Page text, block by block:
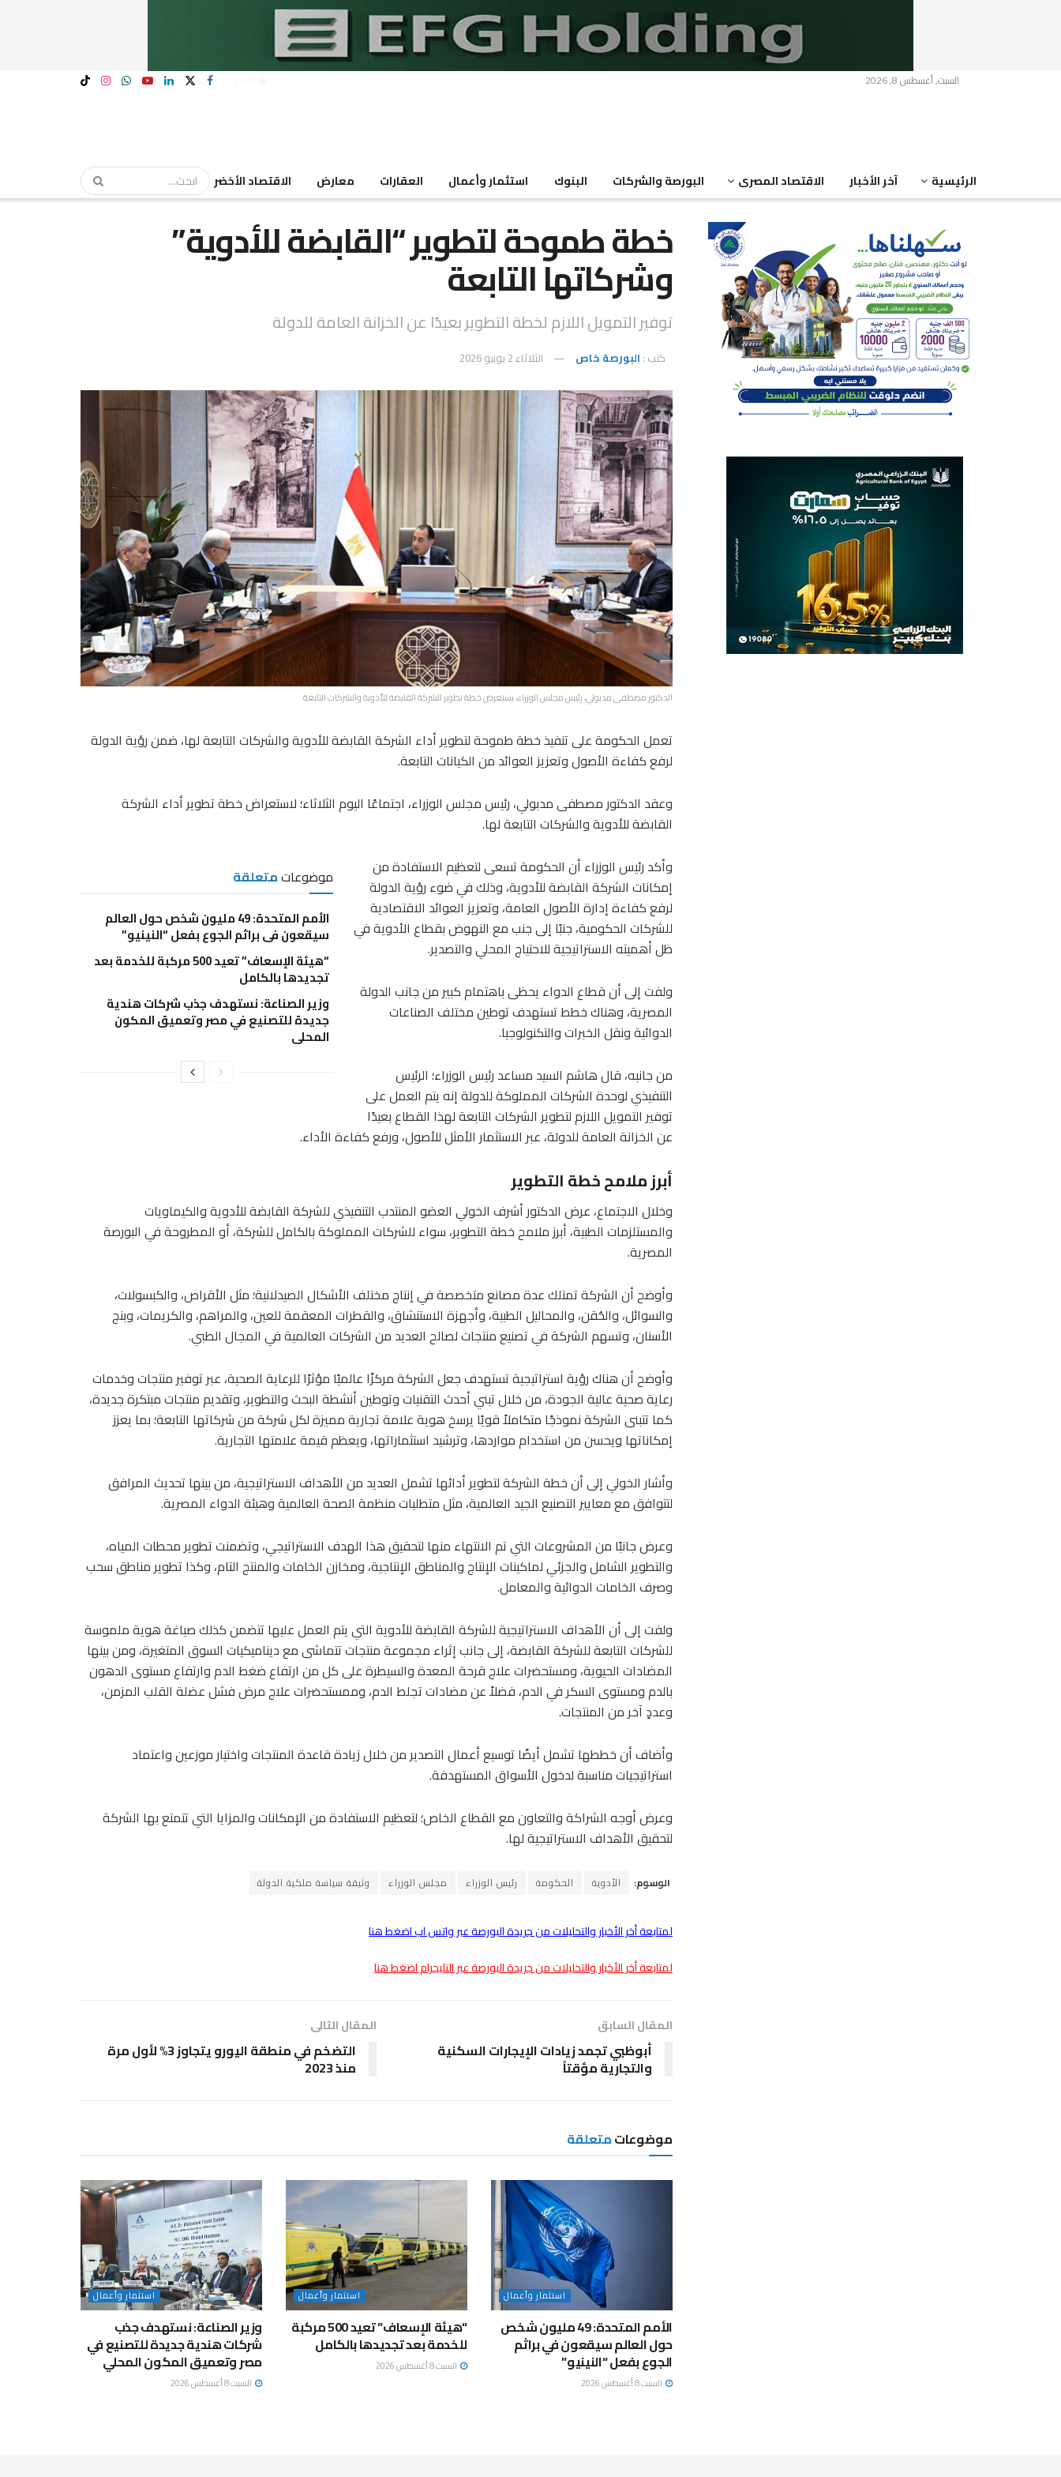
السبت, أغسطس 8, 2026
الرئيسية آخر الأخبار الاقتصاد المصرى البورصة والشركات البنوك استثمار وأعمال العقارات معارض الاقتصاد الأخضر
خطة طموحة لتطوير “القابضة للأدوية”
وشركاتها التابعة
توفير التمويل اللازم لخطة التطوير بعيدًا عن الخزانة العامة للدولة
كتب : البورصة خاص الثلاثاء 2 يونيو 2026
الدكتور مصطفى مدبولي، رئيس مجلس الوزراء، يستعرض خطة تطوير الشركة القابضة للأدوية والشركات التابعة
تعمل الحكومة على تنفيذ خطة طموحة لتطوير أداء الشركة القابضة للأدوية والشركات التابعة لها، ضمن رؤية الدولة
لرفع كفاءة الأصول وتعزيز العوائد من الكيانات التابعة.
وعقد الدكتور مصطفى مدبولي، رئيس مجلس الوزراء، اجتماعًا اليوم الثلاثاء؛ لاستعراض خطة تطوير أداء الشركة
القابضة للأدوية والشركات التابعة لها.
موضوعاتمتعلقة
الأمم المتحدة: 49 مليون شخص حول العالم
سيقعون في براثم الجوع بفعل “النينيو”
“هيئة الإسعاف” تعيد 500 مركبة للخدمة بعد
تجديدها بالكامل
وزير الصناعة: نستهدف جذب شركات هندية
جديدة للتصنيع في مصر وتعميق المكون
المحلي
وأكد رئيس الوزراء أن الحكومة تسعى لتعظيم الاستفادة من
إمكانات الشركة القابضة للأدوية، وذلك في ضوء رؤية الدولة
لرفع كفاءة إدارة الأصول العامة، وتعزيز العوائد الاقتصادية
للشركات الحكومية، جنبًا إلى جنب مع النهوض بقطاع الأدوية في
ظل أهميته الاستراتيجية للاحتياج المحلي والتصدير.
ولفت إلى أن قطاع الدواء يحظى باهتمام كبير من جانب الدولة
المصرية، وهناك خطط تستهدف توطين مختلف الصناعات
الدوائية ونقل الخبرات والتكنولوجيا.
من جانبه، قال هاشم السيد مساعد رئيس الوزراء؛ الرئيس
التنفيذي لوحدة الشركات المملوكة للدولة إنه يتم العمل على
توفير التمويل اللازم لتطوير الشركات التابعة لهذا القطاع بعيدًا
عن الخزانة العامة للدولة، عبر الاستثمار الأمثل للأصول، ورفع كفاءة الأداء.
أبرز ملامح خطة التطوير
وخلال الاجتماع، عرض الدكتور أشرف الخولي العضو المنتدب التنفيذي للشركة القابضة للأدوية والكيماويات
والمستلزمات الطبية، أبرز ملامح خطة التطوير، سواء للشركات المملوكة بالكامل للشركة، أو المطروحة في البورصة
المصرية.
وأوضح أن الشركة تمتلك عدة مصانع متخصصة في إنتاج مختلف الأشكال الصيدلانية؛ مثل الأقراص، والكبسولات،
والسوائل، والحُقن، والمحاليل الطبية، وأجهزة الاستنشاق، والقطرات المعقمة للعين، والمراهم، والكريمات، وبنج
الأسنان، وتسهم الشركة في تصنيع منتجات لصالح العديد من الشركات العالمية في المجال الطبي.
وأوضح أن هناك رؤية استراتيجية تستهدف جعل الشركة مركزًا عالميًا مؤثرًا للرعاية الصحية، عبر توفير منتجات وخدمات
رعاية صحية عالية الجودة، من خلال تبني أحدث التقنيات وتوطين أنشطة البحث والتطوير، وتقديم منتجات مبتكرة جديدة،
كما تتبنى الشركة نموذجًا متكاملاً قويًا يرسخ هوية علامة تجارية مميزة لكل شركة من شركاتها التابعة؛ بما يعزز
إمكاناتها ويحسن من استخدام مواردها، وترشيد استثماراتها، ويعظم قيمة علامتها التجارية.
وأشار الخولي إلى أن خطة الشركة لتطوير أدائها تشمل العديد من الأهداف الاستراتيجية، من بينها تحديث المرافق
لتتوافق مع معايير التصنيع الجيد العالمية، مثل متطلبات منظمة الصحة العالمية وهيئة الدواء المصرية.
وعرض جانبًا من المشروعات التي تم الانتهاء منها لتحقيق هذا الهدف الاستراتيجي، وتضمنت تطوير محطات المياه،
والتطوير الشامل والجزئي لماكينات الإنتاج والمناطق الإنتاجية، ومخازن الخامات والمنتج التام، وكذا تطوير مناطق سحب
وصرف الخامات الدوائية والمعامل.
ولفت إلى أن الأهداف الاستراتيجية للشركة القابضة للأدوية التي يتم العمل عليها تتضمن كذلك صياغة هوية ملموسة
للشركات التابعة للشركة القابضة، إلى جانب إثراء مجموعة منتجات تتماشى مع ديناميكيات السوق المتغيرة، ومن بينها
المضادات الحيوية، ومستحضرات علاج قرحة المعدة والسيطرة على كل من ارتفاع ضغط الدم وارتفاع مستوى الدهون
بالدم ومستوى السكر في الدم، فضلاً عن مضادات تجلط الدم، وممستحضرات علاج مرض فشل عضلة القلب المزمن،
وعددٍ آخر من المنتجات.
وأضاف أن خططها تشمل أيضًا توسيع أعمال التصدير من خلال زيادة قاعدة المنتجات واختيار موزعين واعتماد
استراتيجيات مناسبة لدخول الأسواق المستهدفة.
وعرض أوجه الشراكة والتعاون مع القطاع الخاص؛ لتعظيم الاستفادة من الإمكانات والمزايا التي تتمتع بها الشركة
لتحقيق الأهداف الاستراتيجية لها.
الوسوم: الأدوية الحكومة رئيس الوزراء مجلس الوزراء وثيقة سياسة ملكية الدولة
لمتابعة أخر الأخبار والتحليلات من جريدة البورصة عبر واتس اب اضغط هنا
لمتابعة أخر الأخبار والتحليلات من جريدة البورصة عبر التليجرام اضغط هنا
المقال السابق
أبوظبي تجمد زيادات الإيجارات السكنية
والتجارية مؤقتاً
المقال التالى
التضخم في منطقة اليورو يتجاوز 3% لأول مرة
منذ 2023
موضوعاتمتعلقة
استثمار وأعمال
الأمم المتحدة: 49 مليون شخص
حول العالم سيقعون في براثم
الجوع بفعل “النينيو”
السبت 8 أغسطس 2026
استثمار وأعمال
“هيئة الإسعاف” تعيد 500 مركبة
للخدمة بعد تجديدها بالكامل
السبت 8 أغسطس 2026
استثمار وأعمال
وزير الصناعة: نستهدف جذب
شركات هندية جديدة للتصنيع في
مصر وتعميق المكون المحلي
السبت 8 أغسطس 2026